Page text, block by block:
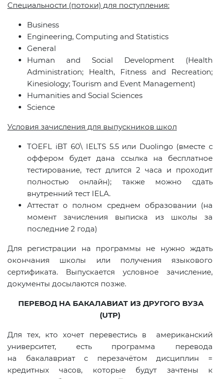
Специальности (потоки) для поступления:
Business
Engineering, Computing and Statistics
General
Human and Social Development (Health
Administration; Health, Fitness and Recreation;
Kinesiology; Tourism and Event Management)
Humanities and Social Sciences
Science
Условия зачисления для выпускников школ
TOEFL iBT 60\ IELTS 5.5 или Duolingo (вместе с
оффером будет дана ссылка на бесплатное
тестирование, тест длится 2 часа и проходит
полностью онлайн); также можно сдать
внутренний тест IELA.
Аттестат о полном среднем образовании (на
момент зачисления выписка из школы за
последние 2 года)
Для регистрации на программы не нужно ждать
окончания школы или получения языкового
сертификата. Выпускается условное зачисление,
документы досылаются позже.
ПЕРЕВОД НА БАКАЛАВИАТ ИЗ ДРУГОГО ВУЗА
(UTP)
Для тех, кто хочет перевестись в американский
университет, есть программа перевода
на бакалавриат с перезачётом дисциплин =
кредитных часов, которые будут зачтены к